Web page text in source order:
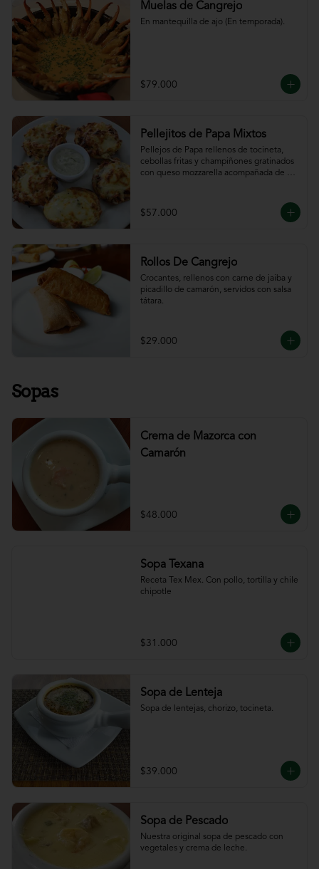
Muelas de Cangrejo
En mantequilla de ajo (En temporada).
$79.000
Pellejitos de Papa Mixtos
Pellejos de Papa rellenos de tocineta,
cebollas fritas y champiñones gratinados
con queso mozzarella acompañada de
$57.000
Rollos De Cangrejo
Crocantes, rellenos con carne de jaiba y
picadillo de camarón, servidos con salsa
tátara.
$29.000
Sopas
Crema de Mazorca con
Camarón
$48.000
Sopa Texana
Receta Tex Mex. Con pollo, tortilla y chile
chipotle
$31.000
Sopa de Lenteja
Sopa de lentejas, chorizo, tocineta.
$39.000
Sopa de Pescado
Nuestra original sopa de pescado con
vegetales y crema de leche.